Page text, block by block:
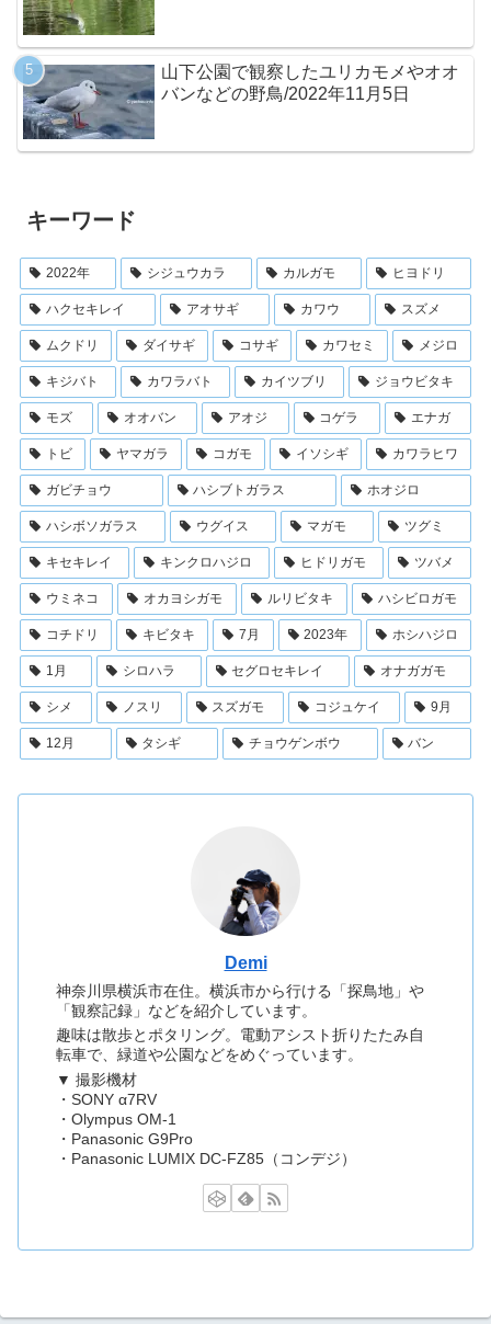
山下公園で観察したユリカモメやオオ
バンなどの野鳥/2022年11月5日
キーワード
2022年 シジュウカラ カルガモ ヒヨドリ
ハクセキレイ アオサギ カワウ スズメ
ムクドリ ダイサギ コサギ カワセミ メジロ
キジバト カワラバト カイツブリ ジョウビタキ
モズ オオバン アオジ コゲラ エナガ
トビ ヤマガラ コガモ イソシギ カワラヒワ
ガビチョウ ハシブトガラス ホオジロ
ハシボソガラス ウグイス マガモ ツグミ
キセキレイ キンクロハジロ ヒドリガモ ツバメ
ウミネコ オカヨシガモ ルリビタキ ハシビロガモ
コチドリ キビタキ 7月 2023年 ホシハジロ
1月 シロハラ セグロセキレイ オナガガモ
シメ ノスリ スズガモ コジュケイ 9月
12月 タシギ チョウゲンボウ バン
Demi
神奈川県横浜市在住。横浜市から行ける「探鳥地」や
「観察記録」などを紹介しています。
趣味は散歩とポタリング。電動アシスト折りたたみ自
転車で、緑道や公園などをめぐっています。
▼ 撮影機材
・SONY α7RV
・Olympus OM-1
・Panasonic G9Pro
・Panasonic LUMIX DC-FZ85（コンデジ）